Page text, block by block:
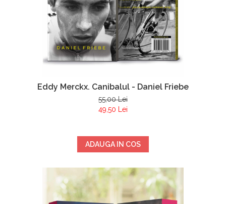
Eddy Merckx. Canibalul - Daniel Friebe
55,00 Lei
49,50 Lei
ADAUGA IN COS